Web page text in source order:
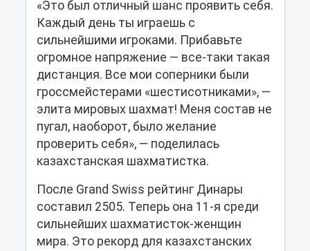
«Это был отличный шанс проявить себя.
Каждый день ты играешь с
сильнейшими игроками. Прибавьте
огромное напряжение — все-таки такая
дистанция. Все мои соперники были
гроссмейстерами «шестисотниками», —
элита мировых шахмат! Меня состав не
пугал, наоборот, было желание
проверить себя», — поделилась
казахстанская шахматистка.
После Grand Swiss рейтинг Динары
составил 2505. Теперь она 11-я среди
сильнейших шахматисток-женщин
мира. Это рекорд для казахстанских